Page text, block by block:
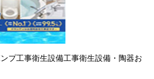
プ工事衛生設備工事衛生設備・陶器お